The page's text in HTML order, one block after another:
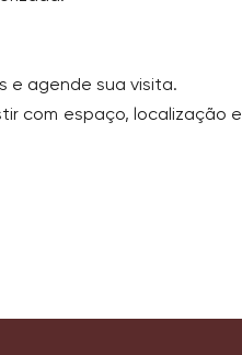
e agende sua visita.
com espaço, localização e